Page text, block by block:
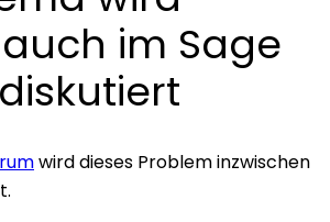
im Sage
wird dieses Problem inzwischen